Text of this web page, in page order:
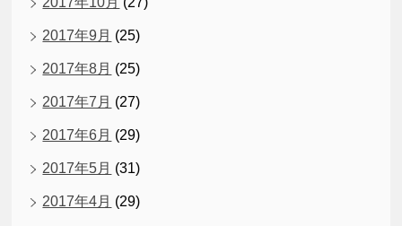
2017年9月 (25)
2017年8月 (25)
2017年7月 (27)
2017年6月 (29)
2017年5月 (31)
2017年4月 (29)